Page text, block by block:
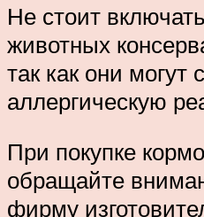
Не стоит
животных
так как они могут
аллергическую
При покупке
обращайте
фирму